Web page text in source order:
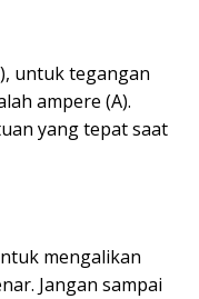
untuk tegangan
ampere (A).
yang tepat saat
mengalikan
Jangan sampai